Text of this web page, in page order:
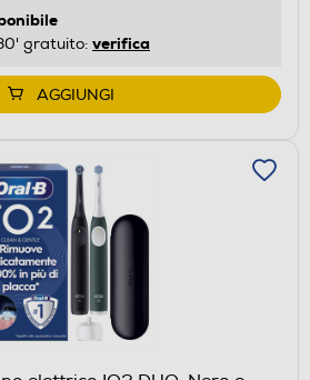
gratuito: verifica
AGGIUNGI